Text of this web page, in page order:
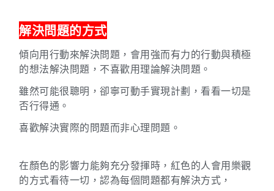
解決問題的方式
傾向用行動來解決問題，會用強而有力的行動與積極
的想法解決問題，不喜歡用理論解決問題。
雖然可能很聰明，卻寧可動手實現計劃，看看一切是
否行得通。
喜歡解決實際的問題而非心理問題。
在顏色的影響力能夠充分發揮時，紅色的人會用樂觀
的方式看待一切，認為每個問題都有解決方式，